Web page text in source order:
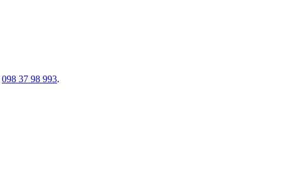
098 37 98 993.